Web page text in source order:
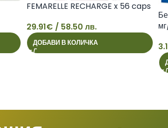
FEMARELLE RECHARGE x 56 caps
29.91€ / 58.50 лв.
ДОБАВИ В КОЛИЧКА